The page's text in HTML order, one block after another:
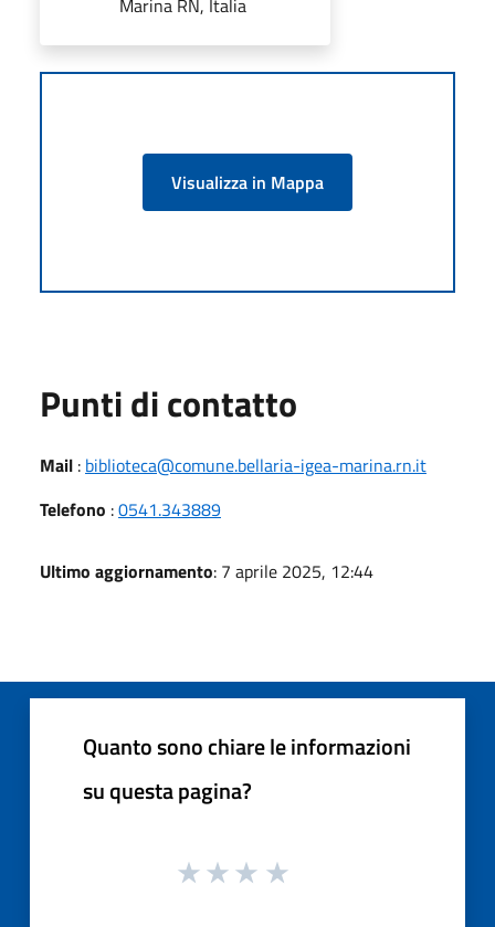
Visualizza in Mappa
Punti di contatto
Mail : biblioteca@comune.bellaria-igea-marina.rn.it
Telefono :0541.343889
Ultimo aggiornamento: 7 aprile 2025, 12:44
Quanto sono chiare le informazioni
su questa pagina?